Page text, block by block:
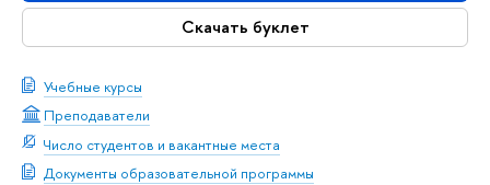
Скачать буклет
Учебные курсы
Преподаватели
Число студентов и вакантные места
Документы образовательной программы